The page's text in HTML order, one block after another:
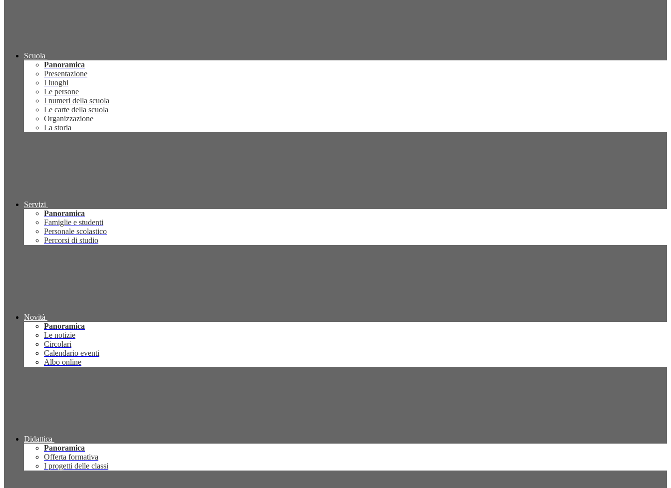
Scuola
Panoramica
Presentazione
I luoghi
Le persone
I numeri della scuola
Le carte della scuola
Organizzazione
La storia
Servizi
Panoramica
Famiglie e studenti
Personale scolastico
Percorsi di studio
Novità
Panoramica
Le notizie
Circolari
Calendario eventi
Albo online
Didattica
Panoramica
Offerta formativa
I progetti delle classi